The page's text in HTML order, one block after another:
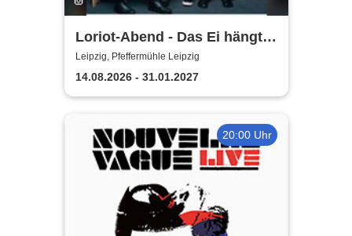
Loriot-Abend - Das Ei hängt
schief | Kabarett Leipziger
Pfeffermühle
Leipzig, Pfeffermühle Leipzig
14.08.2026 - 31.01.2027
20:00 Uhr